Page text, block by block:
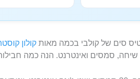
סים של קולבי בכמה מאות קולון
סמסים ואינטרנט. הנה כמה